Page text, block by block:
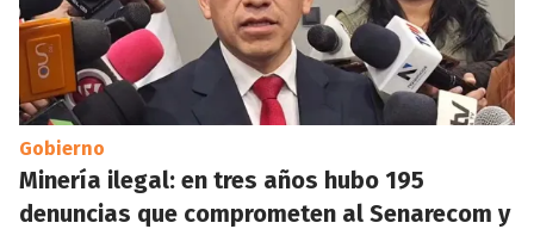
Gobierno
Minería ilegal: en tres años hubo 195
denuncias que comprometen al Senarecom y